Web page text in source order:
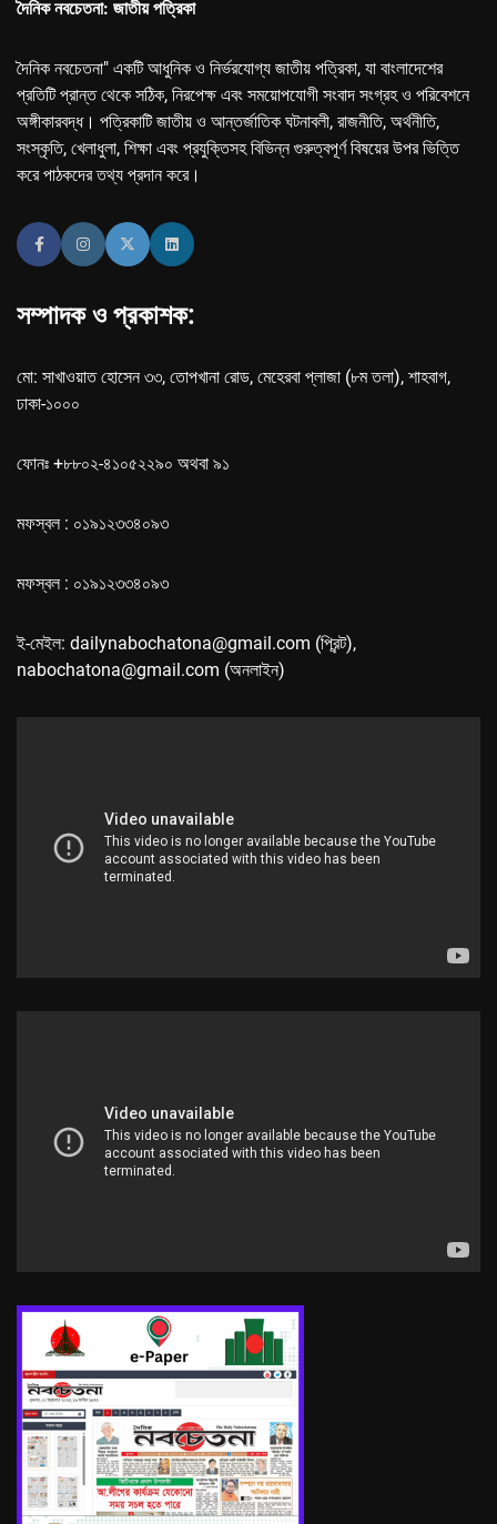
দৈনিক নবচেতনা: জাতীয় পত্রিকা
দৈনিক নবচেতনা" একটি আধুনিক ও নির্ভরযোগ্য জাতীয় পত্রিকা, যা বাংলাদেশের
প্রতিটি প্রান্ত থেকে সঠিক, নিরপেক্ষ এবং সময়োপযোগী সংবাদ সংগ্রহ ও পরিবেশনে
অঙ্গীকারবদ্ধ। পত্রিকাটি জাতীয় ও আন্তর্জাতিক ঘটনাবলী, রাজনীতি, অর্থনীতি,
সংস্কৃতি, খেলাধুলা, শিক্ষা এবং প্রযুক্তিসহ বিভিন্ন গুরুত্বপূর্ণ বিষয়ের উপর ভিত্তি
করে পাঠকদের তথ্য প্রদান করে।
সম্পাদক ও প্রকাশক:
মো: সাখাওয়াত হোসেন ৩৩, তোপখানা রোড, মেহেরবা প্লাজা (৮ম তলা), শাহবাগ,
ঢাকা-১০০০
ফোনঃ +৮৮০২-৪১০৫২২৯০ অথবা ৯১
মফস্বল : ০১৯১২৩৩৪০৯৩
মফস্বল : ০১৯১২৩৩৪০৯৩
ই-মেইল: dailynabochatona@gmail.com (প্রিন্ট),
nabochatona@gmail.com (অনলাইন)